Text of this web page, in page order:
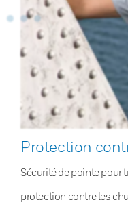
Protection
Sécurité de pointe pour
protection contre les